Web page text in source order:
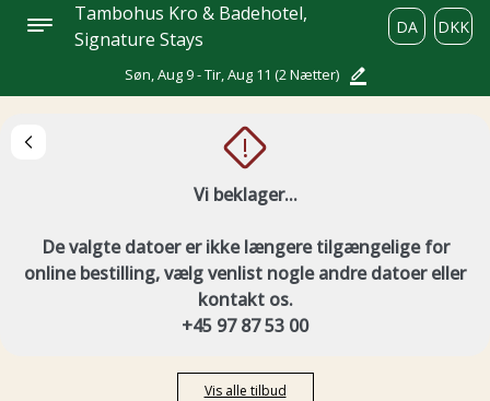
Tambohus Kro & Badehotel,
Signature Stays
DA DKK
Søn, Aug 9 - Tir, Aug 11 (2 Nætter)
!
Vi beklager...
De valgte datoer er ikke længere tilgængelige for
online bestilling, vælg venlist nogle andre datoer eller
kontakt os.
+45 97 87 53 00
Vis alle tilbud